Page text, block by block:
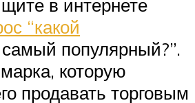
в интернете
“какой
популярный?”.
которую
продавать торговым